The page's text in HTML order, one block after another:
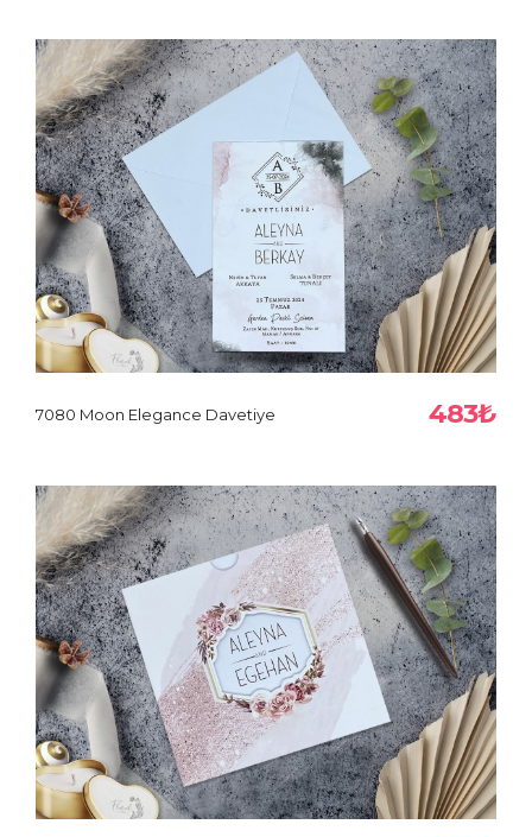
7080 Moon Elegance Davetiye 483₺